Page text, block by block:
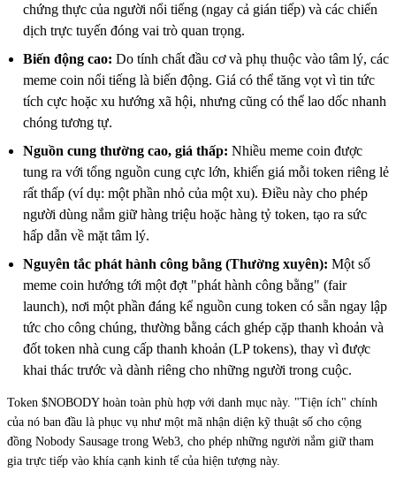
chứng thực của người nổi tiếng (ngay cả gián tiếp) và các chiến
dịch trực tuyến đóng vai trò quan trọng.
Biến động cao: Do tính chất đầu cơ và phụ thuộc vào tâm lý, các
meme coin nổi tiếng là biến động. Giá có thể tăng vọt vì tin tức
tích cực hoặc xu hướng xã hội, nhưng cũng có thể lao dốc nhanh
chóng tương tự.
Nguồn cung thường cao, giá thấp: Nhiều meme coin được
tung ra với tổng nguồn cung cực lớn, khiến giá mỗi token riêng lẻ
rất thấp (ví dụ: một phần nhỏ của một xu). Điều này cho phép
người dùng nắm giữ hàng triệu hoặc hàng tỷ token, tạo ra sức
hấp dẫn về mặt tâm lý.
Nguyên tắc phát hành công bằng (Thường xuyên): Một số
meme coin hướng tới một đợt "phát hành công bằng" (fair
launch), nơi một phần đáng kể nguồn cung token có sẵn ngay lập
tức cho công chúng, thường bằng cách ghép cặp thanh khoản và
đốt token nhà cung cấp thanh khoản (LP tokens), thay vì được
khai thác trước và dành riêng cho những người trong cuộc.
Token $NOBODY hoàn toàn phù hợp với danh mục này. "Tiện ích" chính
của nó ban đầu là phục vụ như một mã nhận diện kỹ thuật số cho cộng
đồng Nobody Sausage trong Web3, cho phép những người nắm giữ tham
gia trực tiếp vào khía cạnh kinh tế của hiện tượng này.